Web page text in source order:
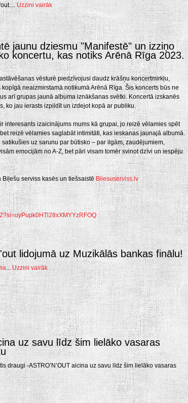
Uzzini vairāk
jaunu dziesmu "Manifestē" un izziņo
koncertu, kas notiks Arēnā Rīga 2023.
vēsturē piedzīvojusi daudz krāšņu koncertmirkļu,
neaizmirstamā notikumā Arēnā Rīga. Šis koncerts būs ne
arī grupas jaunā albuma iznākšanas svētki. Koncertā izskanēs
ko jau ierasts izpildīt un izdejot kopā ar publiku.
interesants izaicinājums mums kā grupai, jo reizē vēlamies spēt
reizē vēlamies saglabāt intimitāti, kas ieskanas jaunajā albumā.
uz sarunu par būtisko – par ilgām, zaudējumiem,
emocijām no A-Z, bet pāri visam tomēr svinot dzīvi un iespēju
serviss kasēs un tiešsaistēBilesuserviss.lv
lidojumā uz Muzikālās bankas finālu!
... Uzzini vairāk
uz savu līdz šim lielāko vasaras
draugi -ASTRO’N’OUT aicina uz savu līdz šim lielāko vasaras